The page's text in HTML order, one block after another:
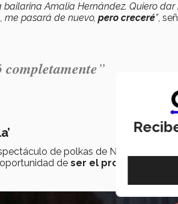
Amalia Hernández. Quiero dar
pasará de nuevo, pero creceré”,
”
de polkas de Nuevo León
de ser el protagonista